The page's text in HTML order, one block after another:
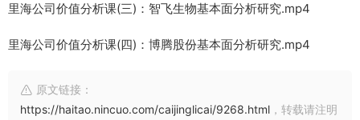
里海公司价值分析课(三)：智飞生物基本面分析研究.mp4
里海公司价值分析课(四)：博腾股份基本面分析研究.mp4
原文链接：
https://haitao.nincuo.com/caijinglicai/9268.html ，转载请注明